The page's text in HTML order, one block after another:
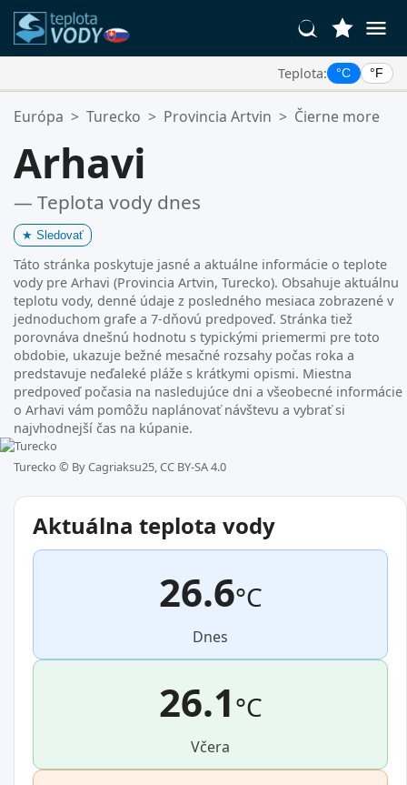
Teplota: °C °F
Vaše Obľúbené Lokality:
Európa > Turecko > Provincia Artvin > Čierne more
Arhavi
— Teplota vody dnes
★ Sledovať
Táto stránka poskytuje jasné a aktuálne informácie o teplote
vody pre Arhavi (Provincia Artvin, Turecko). Obsahuje aktuálnu
teplotu vody, denné údaje z posledného mesiaca zobrazené v
jednoduchom grafe a 7-dňovú predpoveď. Stránka tiež
porovnáva dnešnú hodnotu s typickými priemermi pre toto
obdobie, ukazuje bežné mesačné rozsahy počas roka a
predstavuje neďaleké pláže s krátkymi opismi. Miestna
predpoveď počasia na nasledujúce dni a všeobecné informácie
o Arhavi vám pomôžu naplánovať návštevu a vybrať si
najvhodnejší čas na kúpanie.
Turecko © By Cagriaksu25, CC BY-SA 4.0
Aktuálna teplota vody
26.6°C
Dnes
26.1°C
Včera